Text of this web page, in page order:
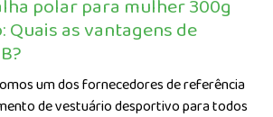
polar para mulher 300g
Quais as vantagens de
um dos fornecedores de referência
de vestuário desportivo para todos